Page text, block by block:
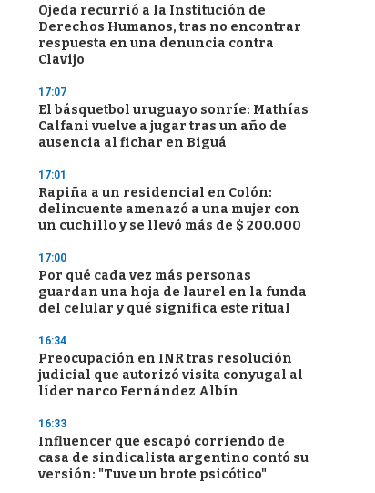
Ojeda recurrió a la Institución de
Derechos Humanos, tras no encontrar
respuesta en una denuncia contra
Clavijo
17:07
El básquetbol uruguayo sonríe: Mathías
Calfani vuelve a jugar tras un año de
ausencia al fichar en Biguá
17:01
Rapiña a un residencial en Colón:
delincuente amenazó a una mujer con
un cuchillo y se llevó más de $ 200.000
17:00
Por qué cada vez más personas
guardan una hoja de laurel en la funda
del celular y qué significa este ritual
16:34
Preocupación en INR tras resolución
judicial que autorizó visita conyugal al
líder narco Fernández Albín
16:33
Influencer que escapó corriendo de
casa de sindicalista argentino contó su
versión: "Tuve un brote psicótico"